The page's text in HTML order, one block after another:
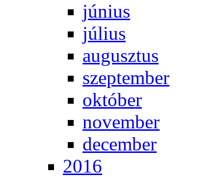
jú­ni­us
jú­li­us
au­gusz­tus
szep­tem­ber
ok­tó­ber
no­vem­ber
de­cem­ber
2016